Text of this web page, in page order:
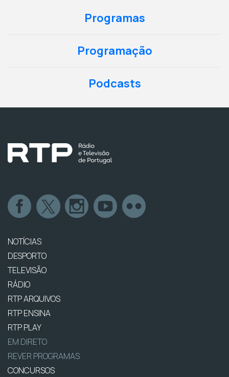
Programas
Programação
Podcasts
NOTÍCIAS
DESPORTO
TELEVISÃO
RÁDIO
RTP ARQUIVOS
RTP ENSINA
RTP PLAY
EM DIRETO
REVER PROGRAMAS
CONCURSOS